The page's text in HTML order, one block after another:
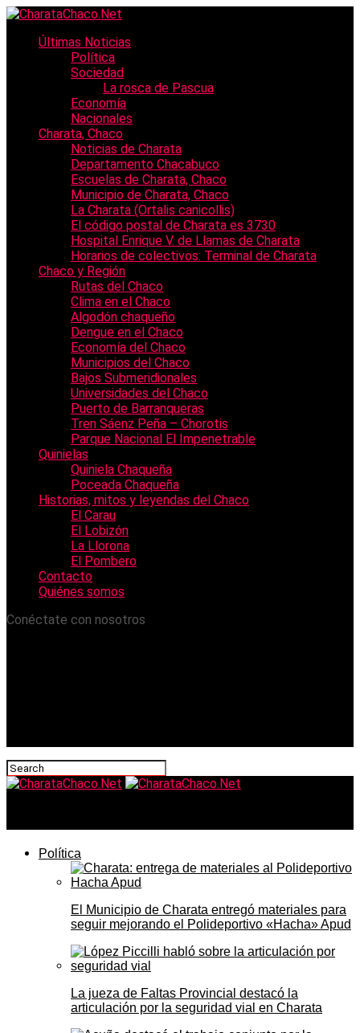
Últimas Noticias
Política
Sociedad
La rosca de Pascua
Economía
Nacionales
Charata, Chaco
Noticias de Charata
Departamento Chacabuco
Escuelas de Charata, Chaco
Municipio de Charata, Chaco
La Charata (Ortalis canicollis)
El código postal de Charata es 3730
Hospital Enrique V. de Llamas de Charata
Horarios de colectivos: Terminal de Charata
Chaco y Región
Rutas del Chaco
Clima en el Chaco
Algodón chaqueño
Dengue en el Chaco
Economía del Chaco
Municipios del Chaco
Bajos Submeridionales
Universidades del Chaco
Puerto de Barranqueras
Tren Sáenz Peña – Chorotis
Parque Nacional El Impenetrable
Quinielas
Quiniela Chaqueña
Poceada Chaqueña
Historias, mitos y leyendas del Chaco
El Carau
El Lobizón
La Llorona
El Pombero
Contacto
Quiénes somos
Conéctate con nosotros
Política
El Municipio de Charata entregó materiales para
seguir mejorando el Polideportivo «Hacha» Apud
La jueza de Faltas Provincial destacó la
articulación por la seguridad vial en Charata